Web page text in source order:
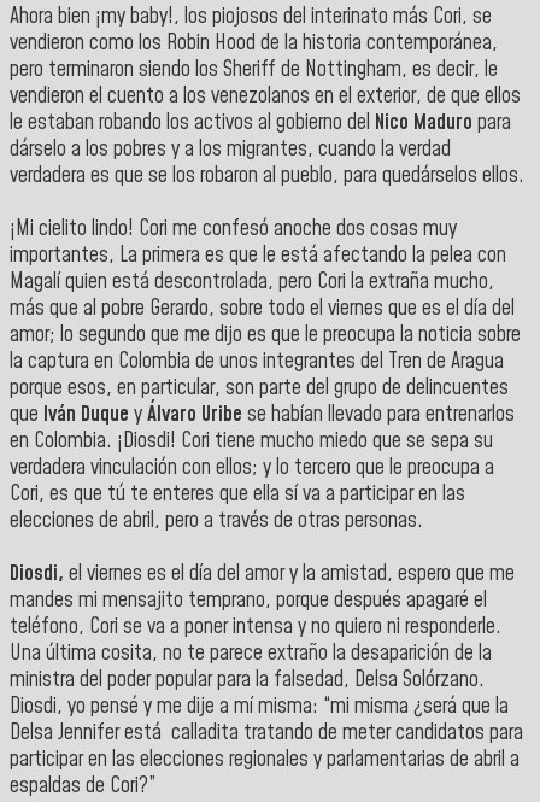
Ahora bien ¡my baby!, los piojosos del interinato más Cori, se
vendieron como los Robin Hood de la historia contemporánea,
pero terminaron siendo los Sheriff de Nottingham, es decir, le
vendieron el cuento a los venezolanos en el exterior, de que ellos
le estaban robando los activos al gobierno del Nico Maduro para
dárselo a los pobres y a los migrantes, cuando la verdad
verdadera es que se los robaron al pueblo, para quedárselos ellos.
¡Mi cielito lindo! Cori me confesó anoche dos cosas muy
importantes, La primera es que le está afectando la pelea con
Magalí quien está descontrolada, pero Cori la extraña mucho,
más que al pobre Gerardo, sobre todo el viernes que es el día del
amor; lo segundo que me dijo es que le preocupa la noticia sobre
la captura en Colombia de unos integrantes del Tren de Aragua
porque esos, en particular, son parte del grupo de delincuentes
que Iván Duque yÁlvaro Uribe se habían llevado para entrenarlos
en Colombia. ¡Diosdi! Cori tiene mucho miedo que se sepa su
verdadera vinculación con ellos; y lo tercero que le preocupa a
Cori, es que tú te enteres que ella sí va a participar en las
elecciones de abril, pero a través de otras personas.
Diosdi, el viernes es el día del amor y la amistad, espero que me
mandes mi mensajito temprano, porque después apagaré el
teléfono, Cori se va a poner intensa y no quiero ni responderle.
Una última cosita, no te parece extraño la desaparición de la
ministra del poder popular para la falsedad, Delsa Solórzano.
Diosdi, yo pensé y me dije a mí misma: “mi misma ¿será que la
Delsa Jennifer está calladita tratando de meter candidatos para
participar en las elecciones regionales y parlamentarias de abril a
espaldas de Cori?”